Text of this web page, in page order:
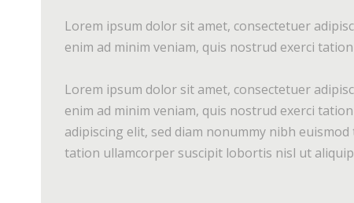
Lorem ipsum dolor sit amet, consectetuer
enim ad minim veniam, quis nostrud exerci
Lorem ipsum dolor sit amet, consectetuer
enim ad minim veniam, quis nostrud exerci
adipiscing elit, sed diam nonummy nibh
tation ullamcorper suscipit lobortis nisl ut aliquip